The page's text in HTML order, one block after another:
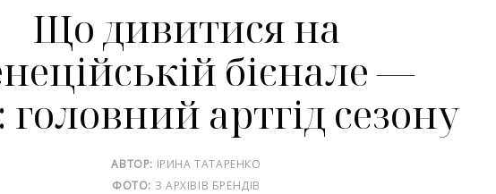
Що дивитися на
бієнале —
головний артгід сезону
АВТОР: ІРИНА ТАТАРЕНКО
ФОТО: З АРХІВІВ БРЕНДІВ